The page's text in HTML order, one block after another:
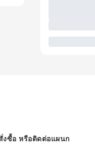
ซื้อ หรือติดต่อแผนก